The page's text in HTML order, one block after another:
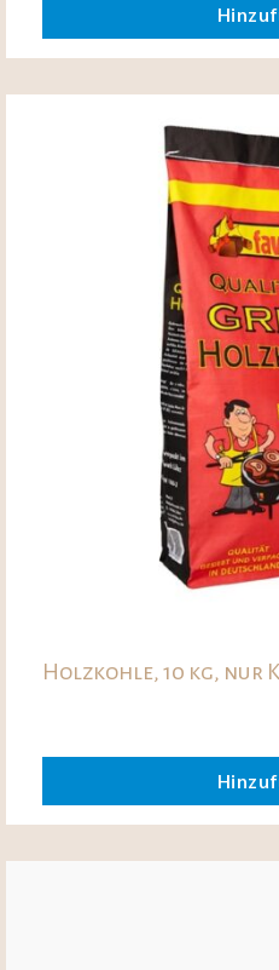
Holzkohle, 10 kg, nur